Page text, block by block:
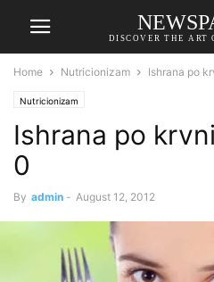
DISCOVER THE ART
Home Nutricionizam Ishrana po
Nutricionizam
Ishrana po
0
By admin - August 12, 2012